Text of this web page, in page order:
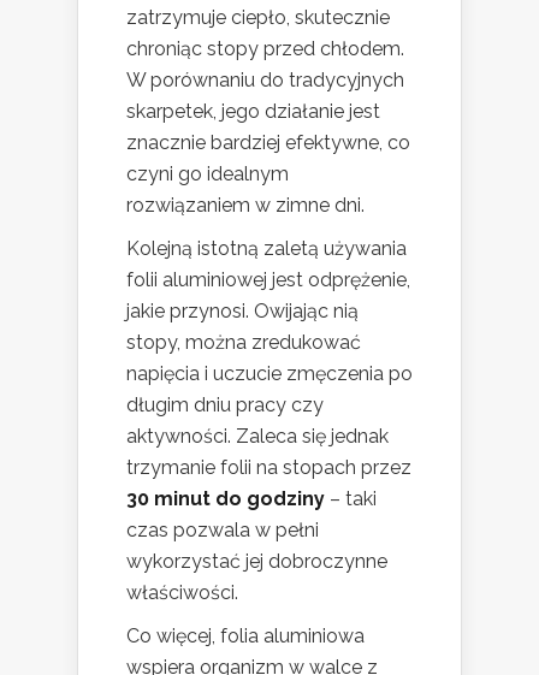
zatrzymuje ciepło, skutecznie
chroniąc stopy przed chłodem.
W porównaniu do tradycyjnych
skarpetek, jego działanie jest
znacznie bardziej efektywne, co
czyni go idealnym
rozwiązaniem w zimne dni.
Kolejną istotną zaletą używania
folii aluminiowej jest odprężenie,
jakie przynosi. Owijając nią
stopy, można zredukować
napięcia i uczucie zmęczenia po
długim dniu pracy czy
aktywności. Zaleca się jednak
trzymanie folii na stopach przez
30 minut do godziny – taki
czas pozwala w pełni
wykorzystać jej dobroczynne
właściwości.
Co więcej, folia aluminiowa
wspiera organizm w walce z